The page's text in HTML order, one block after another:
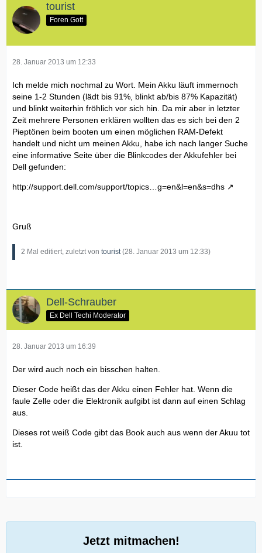
tourist
Foren Gott
28. Januar 2013 um 12:33
Ich melde mich nochmal zu Wort. Mein Akku läuft immernoch
seine 1-2 Stunden (lädt bis 91%, blinkt ab/bis 87% Kapazität)
und blinkt weiterhin fröhlich vor sich hin. Da mir aber in letzter
Zeit mehrere Personen erklären wollten das es sich bei den 2
Pieptönen beim booten um einen möglichen RAM-Defekt
handelt und nicht um meinen Akku, habe ich nach langer Suche
eine informative Seite über die Blinkcodes der Akkufehler bei
Dell gefunden:
http://support.dell.com/support/topics…g=en&l=en&s=dhs
Gruß
2 Mal editiert, zuletzt von tourist(28. Januar 2013 um 12:33)
Dell-Schrauber
Ex Dell Techi Moderator
28. Januar 2013 um 16:39
Der wird auch noch ein bisschen halten.
Dieser Code heißt das der Akku einen Fehler hat. Wenn die
faule Zelle oder die Elektronik aufgibt ist dann auf einen Schlag
aus.
Dieses rot weiß Code gibt das Book auch aus wenn der Akuu tot
ist.
Jetzt mitmachen!